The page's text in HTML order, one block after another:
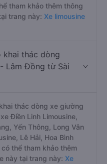
tham khảo thêm thông
trang này: Xe limousine
khai thác dòng
Lâm Đồng từ Sài
thác dòng xe giường
Điền Linh Limousine,
Yến Thông, Long Vân
Lê Hải, Hoa Bình
thể tham khảo thêm
này tại trang này: Xe